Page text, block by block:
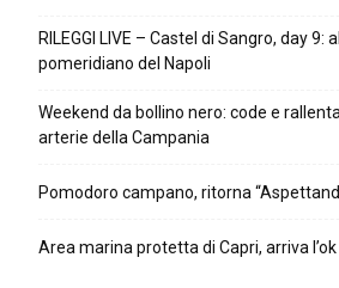
RILEGGI LIVE – Castel di Sangro, day 9:
pomeridiano del Napoli
Weekend da bollino nero: code e
arterie della Campania
Pomodoro campano, ritorna
Area marina protetta di Capri, arriva